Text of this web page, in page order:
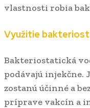
vlastnosti robia
Využitie
Bakteriostatická
podávajú injekčne.
zostanú účinné a
príprave vakcín a